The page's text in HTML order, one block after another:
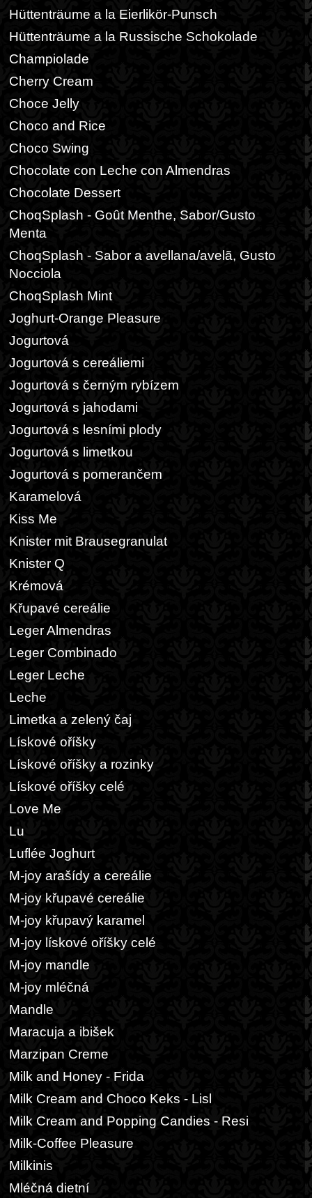
Hüttenträume a la Eierlikör-Punsch
Hüttenträume a la Russische Schokolade
Champiolade
Cherry Cream
Choce Jelly
Choco and Rice
Choco Swing
Chocolate con Leche con Almendras
Chocolate Dessert
ChoqSplash - Goût Menthe, Sabor/Gusto
Menta
ChoqSplash - Sabor a avellana/avelã, Gusto
Nocciola
ChoqSplash Mint
Joghurt-Orange Pleasure
Jogurtová
Jogurtová s cereáliemi
Jogurtová s černým rybízem
Jogurtová s jahodami
Jogurtová s lesními plody
Jogurtová s limetkou
Jogurtová s pomerančem
Karamelová
Kiss Me
Knister mit Brausegranulat
Knister Q
Krémová
Křupavé cereálie
Leger Almendras
Leger Combinado
Leger Leche
Leche
Limetka a zelený čaj
Lískové oříšky
Lískové oříšky a rozinky
Lískové oříšky celé
Love Me
Lu
Luflée Joghurt
M-joy arašídy a cereálie
M-joy křupavé cereálie
M-joy křupavý karamel
M-joy lískové oříšky celé
M-joy mandle
M-joy mléčná
Mandle
Maracuja a ibišek
Marzipan Creme
Milk and Honey - Frida
Milk Cream and Choco Keks - Lisl
Milk Cream and Popping Candies - Resi
Milk-Coffee Pleasure
Milkinis
Mléčná dietní